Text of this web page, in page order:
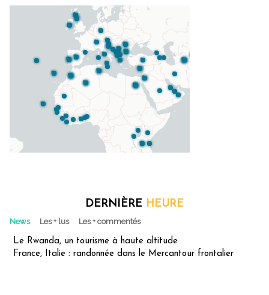
DERNIÈRE HEURE
News Les + lus Les + commentés
Le Rwanda, un tourisme à haute altitude
France, Italie : randonnée dans le Mercantour frontalier